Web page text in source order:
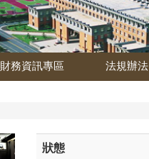
財務資訊專區 法規辦法
狀態